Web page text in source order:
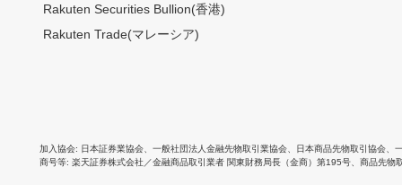
Rakuten Securities Bullion(香港)
Rakuten Trade(マレーシア)
加入協会 日本証券業協会 一般社団法人金融先物取引業協会 日本商品先物取引協会
商号等 楽天証券株式会社／金融商品取引業者 関東財務局長（金商）第195号、商品先物